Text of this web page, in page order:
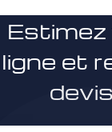
ligne et